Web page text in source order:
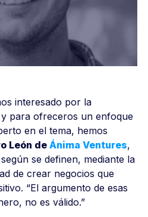
interesado por la
para ofreceros un enfoque
en el tema, hemos
León de Ánima Ventures,
se definen, mediante la
de crear negocios que
“El argumento de esas
no es válido.”